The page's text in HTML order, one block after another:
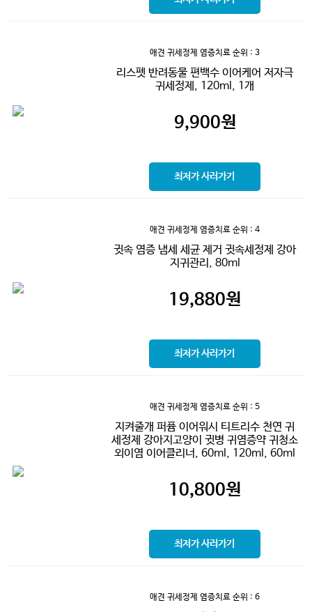
애견 귀세정제 염증치료 순위 : 3
리스펫 반려동물 편백수 이어케어 저자극
귀세정제, 120ml, 1개
9,900원
최저가 사러가기
애견 귀세정제 염증치료 순위 : 4
귓속 염증 냄세 세균 제거 귓속세정제 강아
지귀관리, 80ml
19,880원
최저가 사러가기
애견 귀세정제 염증치료 순위 : 5
지켜줄개 퍼퓸 이어워시 티트리수 천연 귀
세정제 강아지고양이 귓병 귀염증약 귀청소
외이염 이어클리너, 60ml, 120ml, 60ml
10,800원
최저가 사러가기
애견 귀세정제 염증치료 순위 : 6